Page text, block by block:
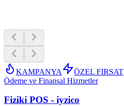
KAMPANYA
ÖZEL FIRSAT
Ödeme ve Finansal Hizmetler
Fiziki POS - iyzico